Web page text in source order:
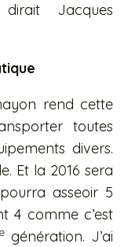
Jacques
rend cette
toutes
divers.
Et la 2016 sera
asseoir 5
4 comme c’est
génération. J’ai